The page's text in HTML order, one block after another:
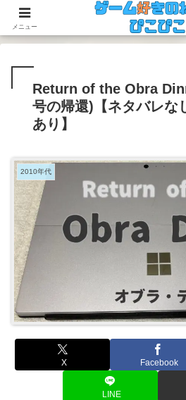
今のゲームも昔のゲーム
Return of the Obra
号の帰還)【ネタバレな
あり】
2010年代
X Facebook
LINE
メニュー